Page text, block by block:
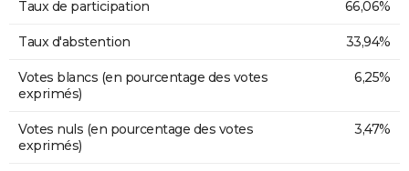
Taux de participation 66,06%
Taux d'abstention 33,94%
Votes blancs (en pourcentage des votes
exprimés)
6,25%
Votes nuls (en pourcentage des votes
exprimés)
3,47%